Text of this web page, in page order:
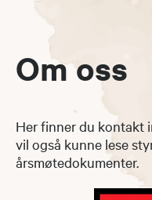
Om oss
Her finner du kontakt
vil også kunne lese
årsmøtedokumenter.